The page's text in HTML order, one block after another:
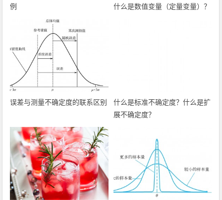
例
什么是数值变量（定量变量）？
误差与测量不确定度的联系区别
什么是标准不确定度？什么是扩
展不确定度？